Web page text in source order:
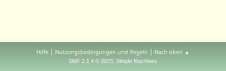
Hilfe | Nutzungsbedingungen und Regeln | Nach oben ▲
SMF 2.1.4 © 2023, Simple Machines